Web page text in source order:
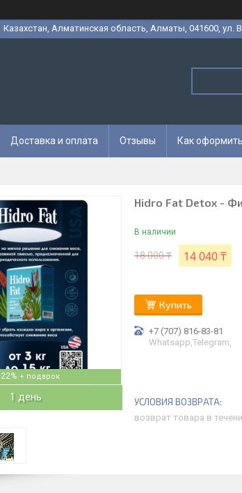
Казахстан, Алматинская область, Алматы, 041600, ул.
Доставка и оплата Отзывы Как
1 день
Hidro Fat Detox -
В наличии
18 000 ₸ 14 040 ₸
Купить
+7 (707) 816-83-81
Whatsapp,Telegram,
возврат товара в